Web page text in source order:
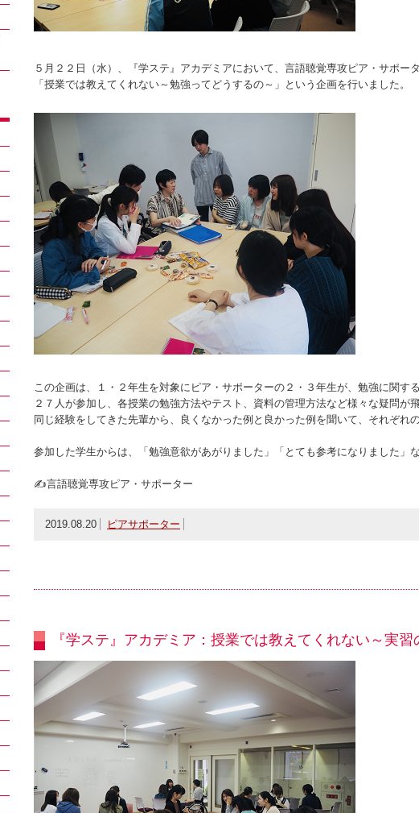
５月２２日（水）、『学ステ』アカデミアにおいて、言語聴覚専攻ピア・サポー
「授業では教えてくれない～勉強ってどうするの～」という企画を行いました。
この企画は、１・２年生を対象にピア・サポーターの２・３年生が、勉強に関す
２７人が参加し、各授業の勉強方法やテスト、資料の管理方法など様々な疑問が
同じ経験をしてきた先輩から、良くなかった例と良かった例を聞いて、それぞれ
参加した学生からは、「勉強意欲があがりました」「とても参考になりました」
✍言語聴覚専攻ピア・サポーター
2019.08.20 ピアサポーター
『学ステ』アカデミア：授業では教えてくれない～実習